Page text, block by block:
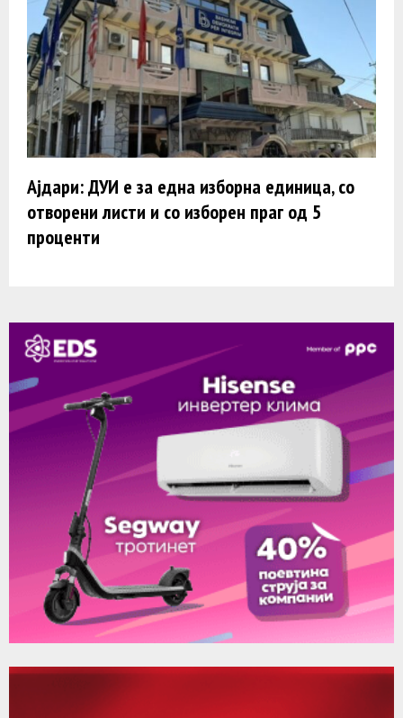
Ајдари: ДУИ е за една изборна единица, со
отворени листи и со изборен праг од 5
проценти